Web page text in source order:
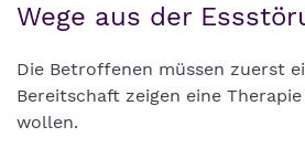
Wege aus der
Die Betroffenen müssen zuerst
Bereitschaft zeigen eine
wollen.